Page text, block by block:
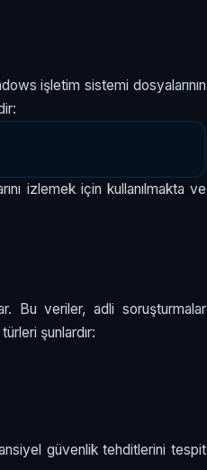
işletim sistemi dosyalarının
izlemek için kullanılmakta ve
Bu veriler, adli soruşturmalar
şunlardır:
güvenlik tehditlerini tespit